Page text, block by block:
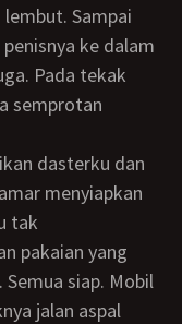
Sampai
ke dalam
Pada tekak
semprotan
menyiapkan
tak
pakaian yang
siap. Mobil
jalan aspal